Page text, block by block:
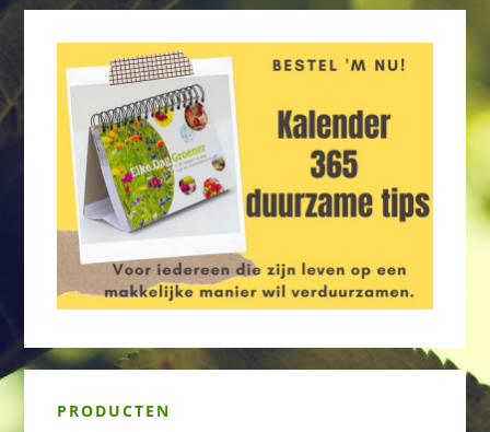
PRODUCTEN